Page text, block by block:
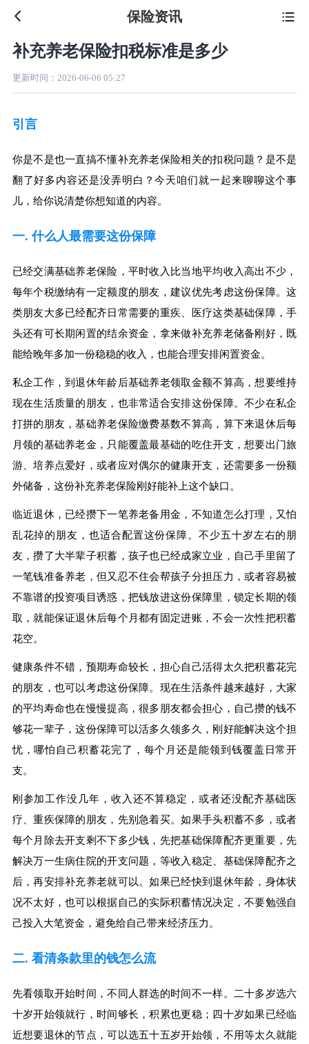
 保险资讯
补充养老保险扣税标准是多少
更新时间： 2026-06-06 05:27
引言
你是不是也一直搞不懂补充养老保险相关的扣税问题？是不是
翻了好多内容还是没弄明白？今天咱们就一起来聊聊这个事
儿，给你说清楚你想知道的内容。
一. 什么人最需要这份保障
已经交满基础养老保险，平时收入比当地平均收入高出不少，
每年个税缴纳有一定额度的朋友，建议优先考虑这份保障。这
类朋友大多已经配齐日常需要的重疾、医疗这类基础保障，手
头还有可长期闲置的结余资金，拿来做补充养老储备刚好，既
能给晚年多加一份稳稳的收入，也能合理安排闲置资金。
私企工作，到退休年龄后基础养老领取金额不算高，想要维持
现在生活质量的朋友，也非常适合安排这份保障。不少在私企
打拼的朋友，基础养老保险缴费基数不算高，算下来退休后每
月领的基础养老金，只能覆盖最基础的吃住开支，想要出门旅
游、培养点爱好，或者应对偶尔的健康开支，还需要多一份额
外储备，这份补充养老保险刚好能补上这个缺口。
临近退休，已经攒下一笔养老备用金，不知道怎么打理，又怕
乱花掉的朋友，也适合配置这份保障。不少五十岁左右的朋
友，攒了大半辈子积蓄，孩子也已经成家立业，自己手里留了
一笔钱准备养老，但又忍不住会帮孩子分担压力，或者容易被
不靠谱的投资项目诱惑，把钱放进这份保障里，锁定长期的领
取，就能保证退休后每个月都有固定进账，不会一次性把积蓄
花空。
健康条件不错，预期寿命较长，担心自己活得太久把积蓄花完
的朋友，也可以考虑这份保障。现在生活条件越来越好，大家
的平均寿命也在慢慢提高，很多朋友都会担心，自己攒的钱不
够花一辈子，这份保障可以活多久领多久，刚好能解决这个担
忧，哪怕自己积蓄花完了，每个月还是能领到钱覆盖日常开
支。
刚参加工作没几年，收入还不算稳定，或者还没配齐基础医
疗、重疾保障的朋友，先别急着买。如果手头积蓄不多，或者
每个月除去开支剩不下多少钱，先把基础保障配齐更重要，先
解决万一生病住院的开支问题，等收入稳定、基础保障配齐之
后，再安排补充养老就可以。如果已经快到退休年龄，身体状
况不太好，也可以根据自己的实际积蓄情况决定，不要勉强自
己投入大笔资金，避免给自己带来经济压力。
二. 看清条款里的钱怎么流
先看领取开始时间，不同人群选的时间不一样。二十多岁选六
十岁开始领就行，时间够长，积累也更稳；四十岁如果已经临
近想要退休的节点，可以选五十五岁开始领，不用等太久就能